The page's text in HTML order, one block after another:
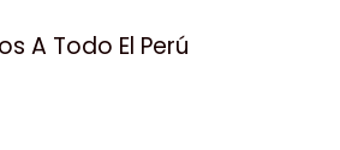
A Todo El Perú